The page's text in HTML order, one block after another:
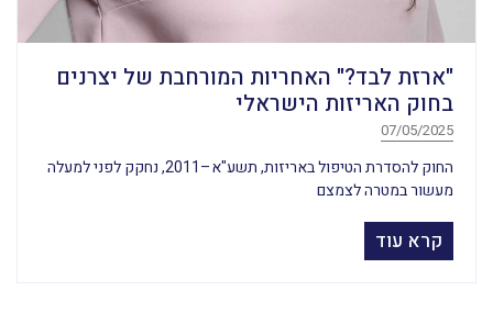
"ארזת לבד?" האחריות המורחבת של יצרנים
בחוק האריזות הישראלי
07/05/2025
החוק להסדרת הטיפול באריזות, תשע"א–2011, נחקק לפני למעלה
מעשור במטרה לצמצם
קרא עוד